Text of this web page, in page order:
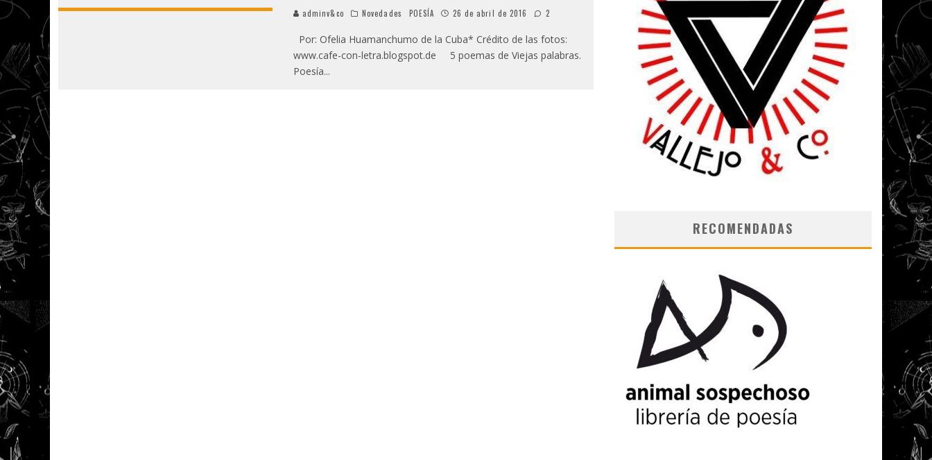
adminv&co Novedades POESÍA 26 de abril de 2016 2
Por: Ofelia Huamanchumo de la Cuba* Crédito de las fotos:
www.cafe-con-letra.blogspot.de 5 poemas de Viejas palabras.
Poesía...
RECOMENDADAS